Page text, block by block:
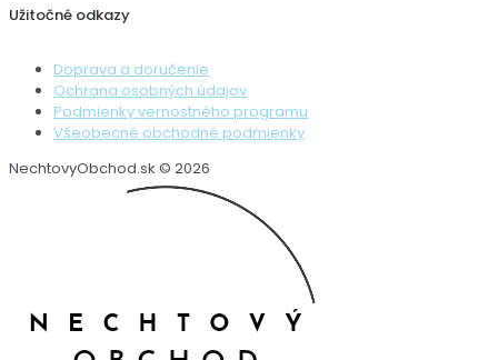
Užitočné odkazy
Doprava a doručenie
Ochrana osobných údajov
Podmienky vernostného programu
Všeobecné obchodné podmienky
NechtovyObchod.sk © 2026